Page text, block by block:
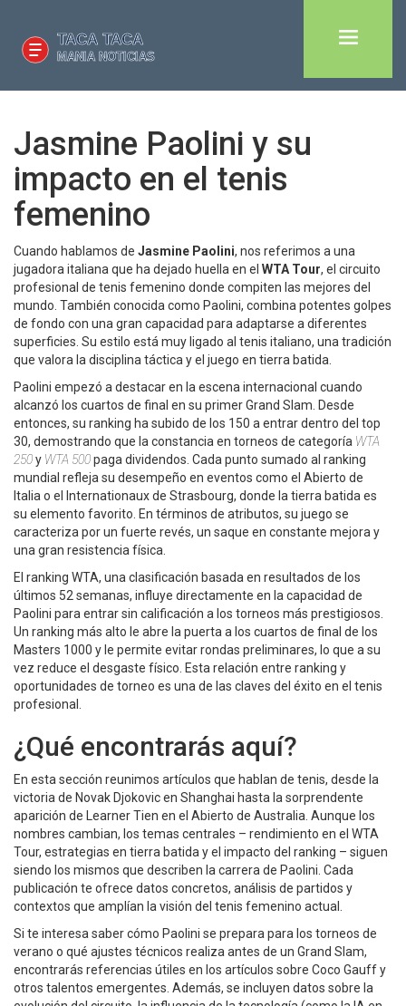
Jasmine Paolini y su
impacto en el tenis
femenino
Cuando hablamos de Jasmine Paolini, nos referimos a una
jugadora italiana que ha dejado huella en el WTA Tour, el circuito
profesional de tenis femenino donde compiten las mejores del
mundo . También conocida como Paolini, combina potentes golpes
de fondo con una gran capacidad para adaptarse a diferentes
superficies. Su estilo está muy ligado al tenis italiano, una tradición
que valora la disciplina táctica y el juego en tierra batida.
Paolini empezó a destacar en la escena internacional cuando
alcanzó los cuartos de final en su primer Grand Slam. Desde
entonces, su ranking ha subido de los 150 a entrar dentro del top
30, demostrando que la constancia en torneos de categoría WTA
250y WTA 500paga dividendos. Cada punto sumado al ranking
mundial refleja su desempeño en eventos como el Abierto de
Italia o el Internationaux de Strasbourg, donde la tierra batida es
su elemento favorito. En términos de atributos, su juego se
caracteriza por un fuerte revés, un saque en constante mejora y
una gran resistencia física.
El ranking WTA, una clasificación basada en resultados de los
últimos 52 semanas, influye directamente en la capacidad de
Paolini para entrar sin calificación a los torneos más prestigiosos.
Un ranking más alto le abre la puerta a los cuartos de final de los
Masters 1000 y le permite evitar rondas preliminares, lo que a su
vez reduce el desgaste físico. Esta relación entre ranking y
oportunidades de torneo es una de las claves del éxito en el tenis
profesional.
¿Qué encontrarás aquí?
En esta sección reunimos artículos que hablan de tenis, desde la
victoria de Novak Djokovic en Shanghai hasta la sorprendente
aparición de Learner Tien en el Abierto de Australia. Aunque los
nombres cambian, los temas centrales – rendimiento en el WTA
Tour, estrategias en tierra batida y el impacto del ranking – siguen
siendo los mismos que describen la carrera de Paolini. Cada
publicación te ofrece datos concretos, análisis de partidos y
contextos que amplían la visión del tenis femenino actual.
Si te interesa saber cómo Paolini se prepara para los torneos de
verano o qué ajustes técnicos realiza antes de un Grand Slam,
encontrarás referencias útiles en los artículos sobre Coco Gauff y
otros talentos emergentes. Además, se incluyen datos sobre la